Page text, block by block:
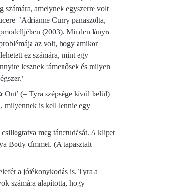
számára, amelynek egyszerre volt
’Adrianne Curry panaszolta,
(2003). Minden lányra
az volt, hogy amikor
ez számára, mint egy
lesznek rámenősek és milyen
Out’ (= Tyra szépsége kívül-belül)
milyennek is kell lennie egy
meg tánctudását. A klipet
Body címmel. (A tapasztalt
a jótékonykodás is. Tyra a
számára alapította, hogy